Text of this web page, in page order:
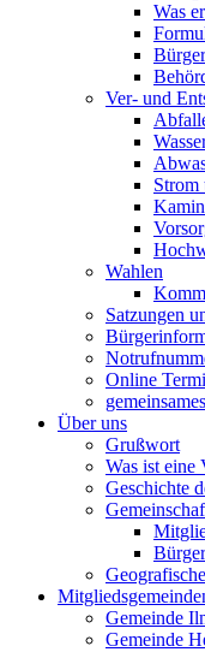
Was
Ver- und
Strom
Wahlen
Satzungen
Online
Über uns
Grußwort
Was ist eine
Geschichte
Gemeinde
Gemeinde